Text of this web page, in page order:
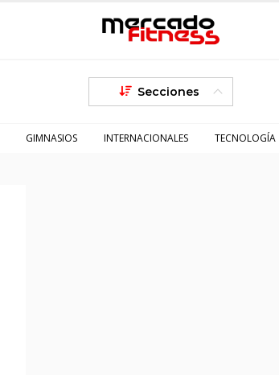
Secciones
GIMNASIOS INTERNACIONALES TECNOLOGÍA